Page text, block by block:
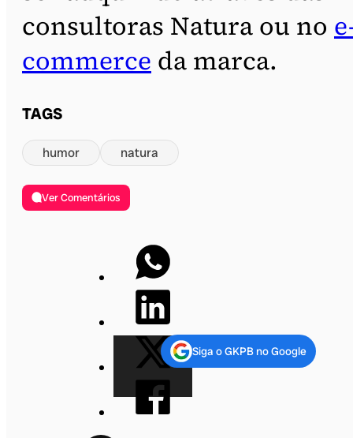
consultoras Natura ou no
commerce da marca.
TAGS
humor natura
Ver Comentários
Siga o GKPB no Google